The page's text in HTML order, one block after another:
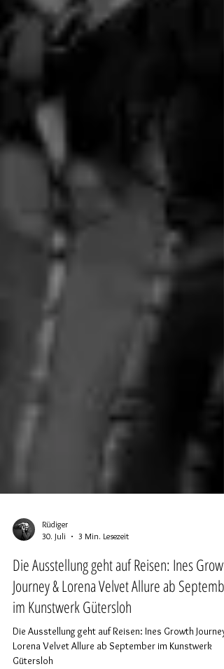
30. Juli
3 Min. Lesezeit
Die Ausstellung geht auf Reisen: Ines Growth
Journey & Lorena Velvet Allure ab September
im Kunstwerk Gütersloh
Die Ausstellung geht auf Reisen: Ines Growth Journey &